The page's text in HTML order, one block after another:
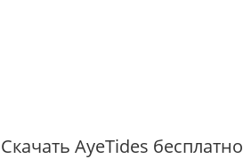
Скачать AyeTides бесплатно